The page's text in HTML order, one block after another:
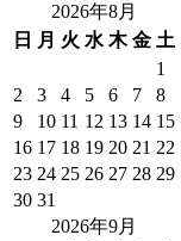
2026年8月
日
月 火 水 木 金 土
1
2
3 4 5 6 7
8
9
10 11 12 13 14 15
16 17 18 19 20 21 22
23 24 25 26 27 28 29
30 31
2026年9月